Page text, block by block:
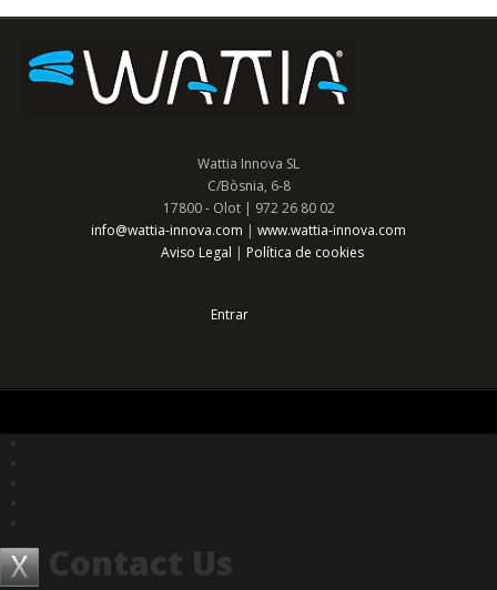
Wattia Innova SL
C/Bòsnia, 6-8
17800 - Olot | 972 26 80 02
info@wattia-innova.com | www.wattia-innova.com
Aviso Legal
Política de cookies
Entrar
Contact Us